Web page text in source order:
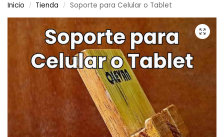
Inicio / Tienda / Soporte para Celular o Tablet